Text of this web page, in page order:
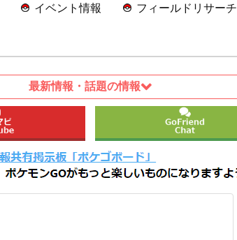
イベント情報 フィールドリサーチ
最新情報・話題の情報